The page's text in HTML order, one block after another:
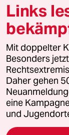
© 2026 taz
Alle Rechte
wenden Sie sich bitte
Feedback
Leitlinie
Links
Mit doppelter
Besonders
Daher gehen
eine
und